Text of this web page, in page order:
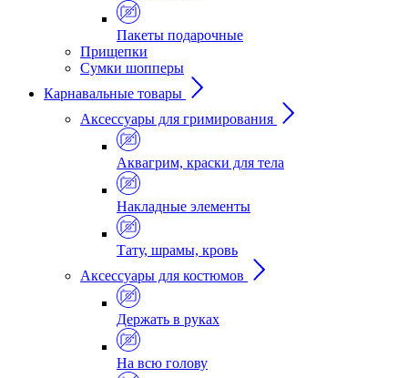
Пакеты подарочные
Прищепки
Сумки шопперы
Карнавальные товары
Аксессуары для гримирования
Аквагрим, краски для тела
Накладные элементы
Тату, шрамы, кровь
Аксессуары для костюмов
Держать в руках
На всю голову